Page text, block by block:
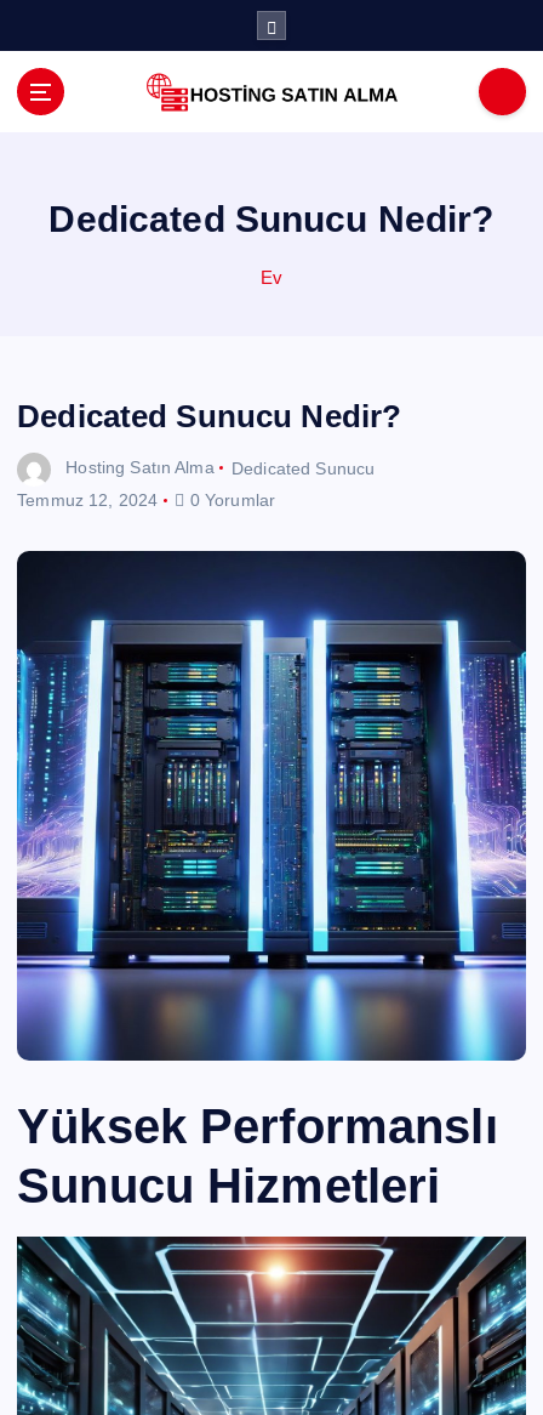
Dedicated Sunucu Nedir?
Ev
Dedicated Sunucu Nedir?
Hosting Satın Alma
Dedicated Sunucu
Temmuz 12, 2024
0 Yorumlar
Yüksek Performanslı
Sunucu Hizmetleri